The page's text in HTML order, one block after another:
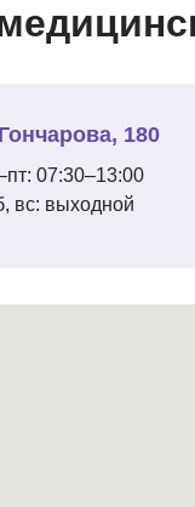
180
07:30–13:00
вс: выходной